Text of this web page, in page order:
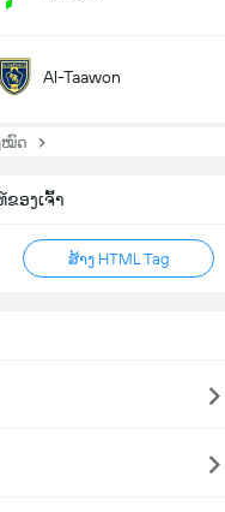
Al-Taawon
ໝົດ
ຂອງເຈົ້າ
ສ້າງ HTML Tag